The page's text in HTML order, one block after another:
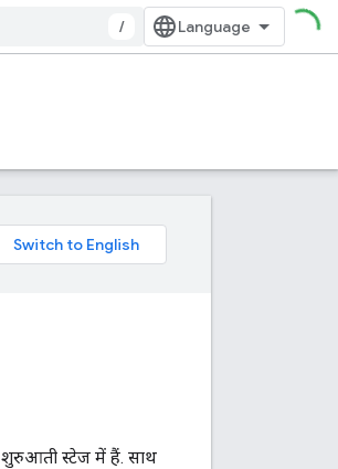
/
शुरुआती स्टेज में हैं. साथ